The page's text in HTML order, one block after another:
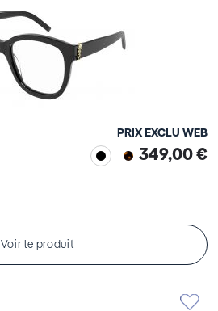
PRIX EXCLU WEB
349,00 €
Voir le produit